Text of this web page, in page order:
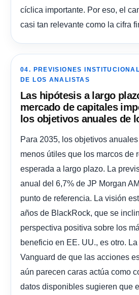
cíclica importante. Por eso, el
casi tan relevante como la cifra
04. PREVISIONES
DE LOS ANALISTAS
Las hipótesis a largo
mercado de capitales
los objetivos anuales de
Para 2035, los objetivos
menos útiles que los marcos de
esperada a largo plazo. La
anual del 6,7% de JP Morgan
punto de referencia. La visión
años de BlackRock, que se
perspectiva positiva sobre los
beneficio en EE. UU., es otro.
Vanguard de que las acciones
aún parecen caras actúa como
datos disponibles sugieren que